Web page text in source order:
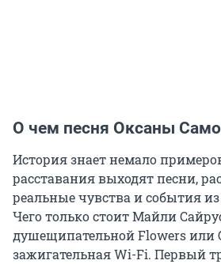
О чем песня Оксаны
История знает немало
расставания выходят песни,
реальные чувства и события
Чего только стоит Майли
душещипательной Flowers или
зажигательная Wi-Fi. Первый